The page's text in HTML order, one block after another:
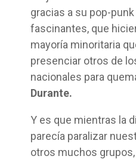
gracias a su pop-
fascinantes, que
mayoría minoritaria
presenciar otros de
nacionales para
Durante.
Y es que mientras la
parecía paralizar
otros muchos